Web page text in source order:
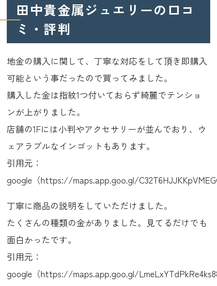
田中貴金属ジュエリーの口コ
ミ・評判
地金の購入に関して、丁寧な対応をして頂き即購入
可能という事だったので買ってみました。
購入した金は指紋1つ付いておらず綺麗でテンショ
ンが上がりました。
店舗の1Fには小判やアクセサリーが並んでおり、ウ
ェアラブルなインゴットもあります。
引用元：
google（https://maps.app.goo.gl/
丁寧に商品の説明をしていただけました。
たくさんの種類の金がありました。見てるだけでも
面白かったです。
引用元：
google（https://maps.app.goo.gl/